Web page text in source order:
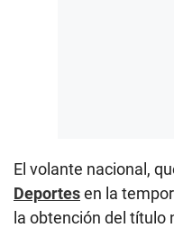
El volante nacional,
Deportesen la
la obtención del título